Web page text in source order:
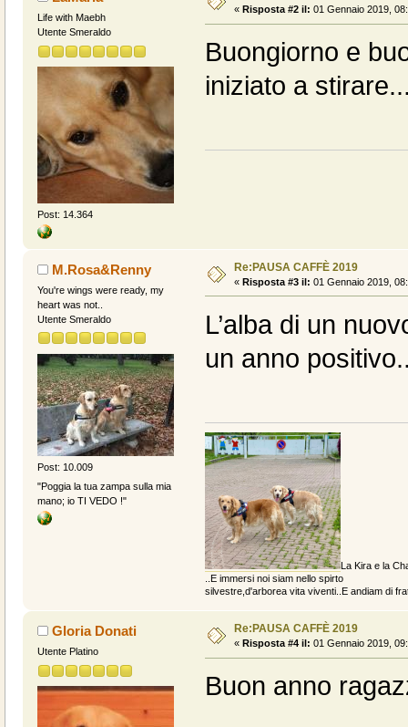
Life with Maebh
Utente Smeraldo
Post: 14.364
« Risposta #2 il: 01 Gennaio 2019,
Buongiorno e
iniziato a
M.Rosa&Renny
You're wings were ready, my
heart was not..
Utente Smeraldo
Post: 10.009
"Poggia la tua zampa sulla mia
mano; io TI VEDO !"
Re:PAUSA CAFFÈ 2019
« Risposta #3 il: 01 Gennaio 2019,
L’alba di un
un anno
La Kira e la
..E immersi noi siam nello spirto
silvestre,d'arborea vita viventi..E andiam di
Gloria Donati
Utente Platino
Re:PAUSA CAFFÈ 2019
« Risposta #4 il: 01 Gennaio 2019,
Buon anno